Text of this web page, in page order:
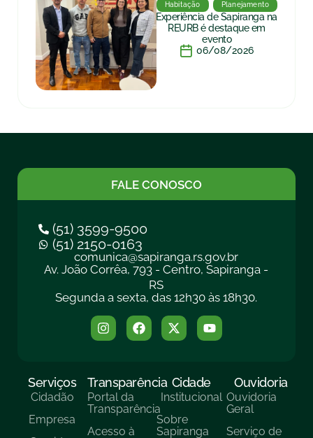
Habitação Planejamento
Experiência de Sapiranga na
REURB é destaque em
evento
06/08/2026
FALE CONOSCO
(51) 3599-9500
(51) 2150-0163
comunica@sapiranga.rs.gov.br
Av. João Corrêa, 793 - Centro, Sapiranga -
RS
Segunda a sexta, das 12h30 às 18h30.
Serviços
Cidadão
Empresa
Transparência
Portal da
Transparência
Acesso à
Cidade
Institucional
Sobre
Sapiranga
Ouvidoria
Ouvidoria
Geral
Serviço de